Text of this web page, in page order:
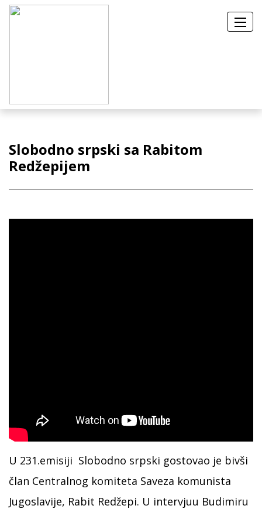
Slobodno srpski sa Rabitom
Redžepijem
U 231.emisiji Slobodno srpski gostovao je bivši
član Centralnog komiteta Saveza komunista
Jugoslavije, Rabit Redžepi. U intervjuu Budimiru